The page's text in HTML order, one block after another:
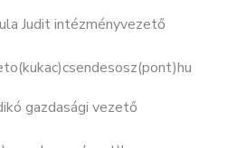
Judit intézményvezető
gazdasági vezető